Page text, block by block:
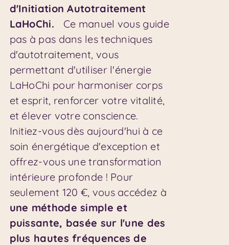
d'Initiation Autotraitement
LaHoChi.
Ce manuel vous guide
pas à pas dans les techniques
d'autotraitement, vous
permettant d'utiliser l'énergie
LaHoChi pour harmoniser corps
et esprit, renforcer votre vitalité,
et élever votre conscience.
Initiez-vous dès aujourd'hui à ce
soin énergétique d'exception et
offrez-vous une transformation
intérieure profonde ! Pour
seulement 120 €, vous accédez à
une méthode simple et
puissante, basée sur l'une des
plus hautes fréquences de